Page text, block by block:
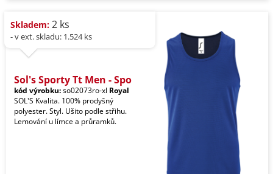
Skladem: 2 ks
- v ext. skladu: 1.524 ks
Sol's Sporty Tt Men - Spo
kód výrobku:so02073ro-xl Royal
SOL'S Kvalita. 100% prodyšný
polyester. Styl. Ušito podle střihu.
Lemování u límce a průramků.